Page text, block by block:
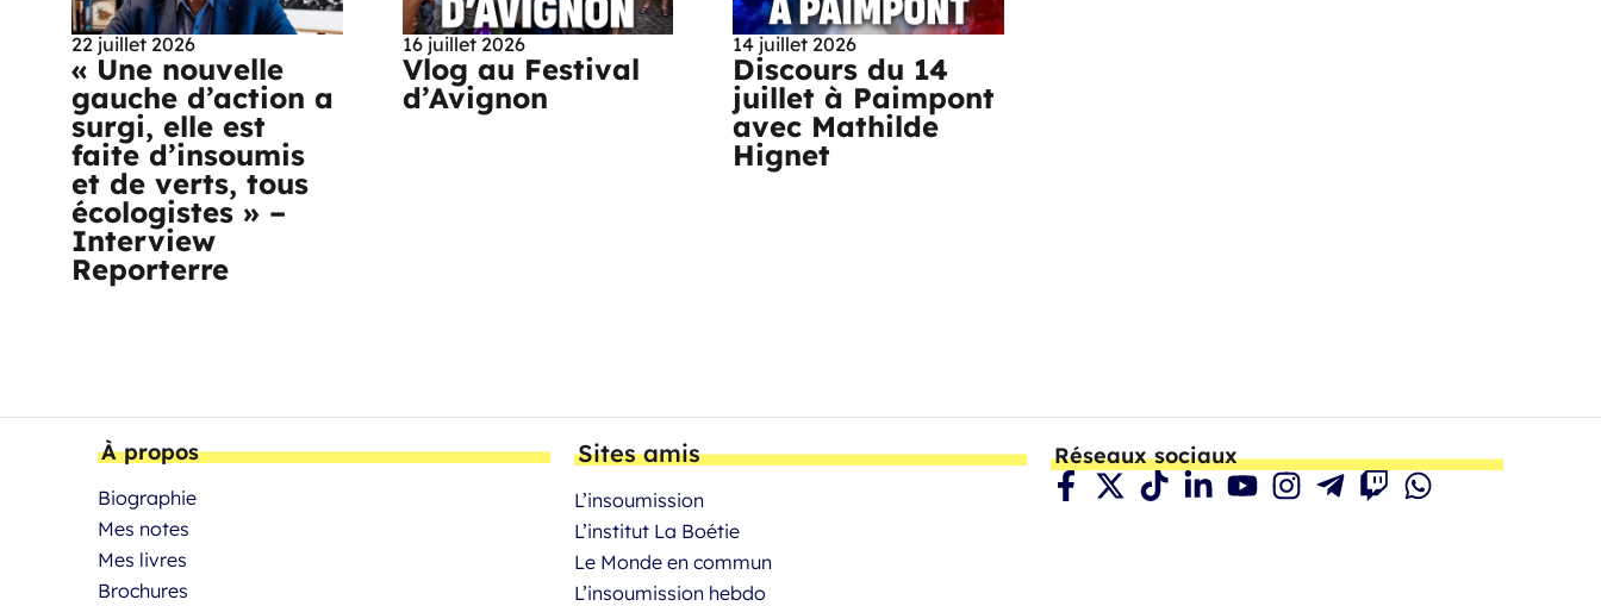
22 juillet 2026
« Une nouvelle
gauche d’action a
surgi, elle est
faite d’insoumis
et de verts, tous
écologistes » –
Interview
Reporterre
16 juillet 2026
Vlog au Festival
d’Avignon
14 juillet 2026
Discours du 14
juillet à Paimpont
avec Mathilde
Hignet
À propos
Biographie
Mes notes
Mes livres
Brochures
Sites amis
L’insoumission
L’institut La Boétie
Le Monde en commun
L’insoumission hebdo
Réseaux sociaux